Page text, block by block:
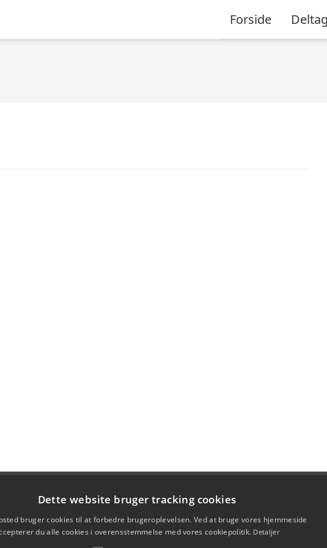
Forside
Dette website bruger tracking cookies
bruger cookies til at forbedre brugeroplevelsen. Ved at bruge vores hjemmeside
du alle cookies i overensstemmelse med vores cookiepolitik. Detaljer